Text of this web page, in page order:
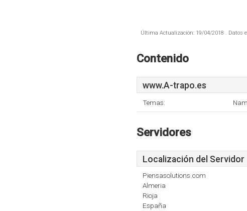
Última Actualización: 19/04/2018 . Datos
Contenido
www.A-trapo.es
Temas:
Servidores
Localización del Servidor
Piensasolutions.com
Almeria
Rioja
España